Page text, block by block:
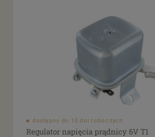
dostępny do 10 dni roboczych
Regulator napięcia prądnicy 6V T1